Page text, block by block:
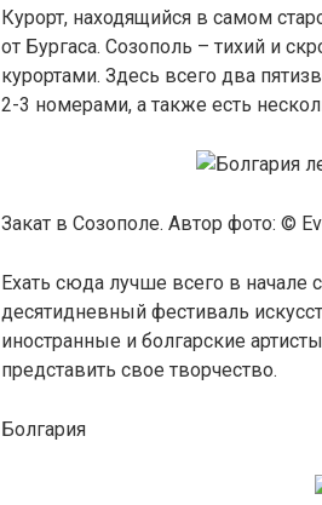
Курорт, находящийся в самом
от Бургаса. Созополь – тихий и
курортами. Здесь всего два
2-3 номерами, а также есть
Закат в Созополе. Автор фото: ©
Ехать сюда лучше всего в начале
десятидневный фестиваль
иностранные и болгарские
представить свое творчество.
Болгария